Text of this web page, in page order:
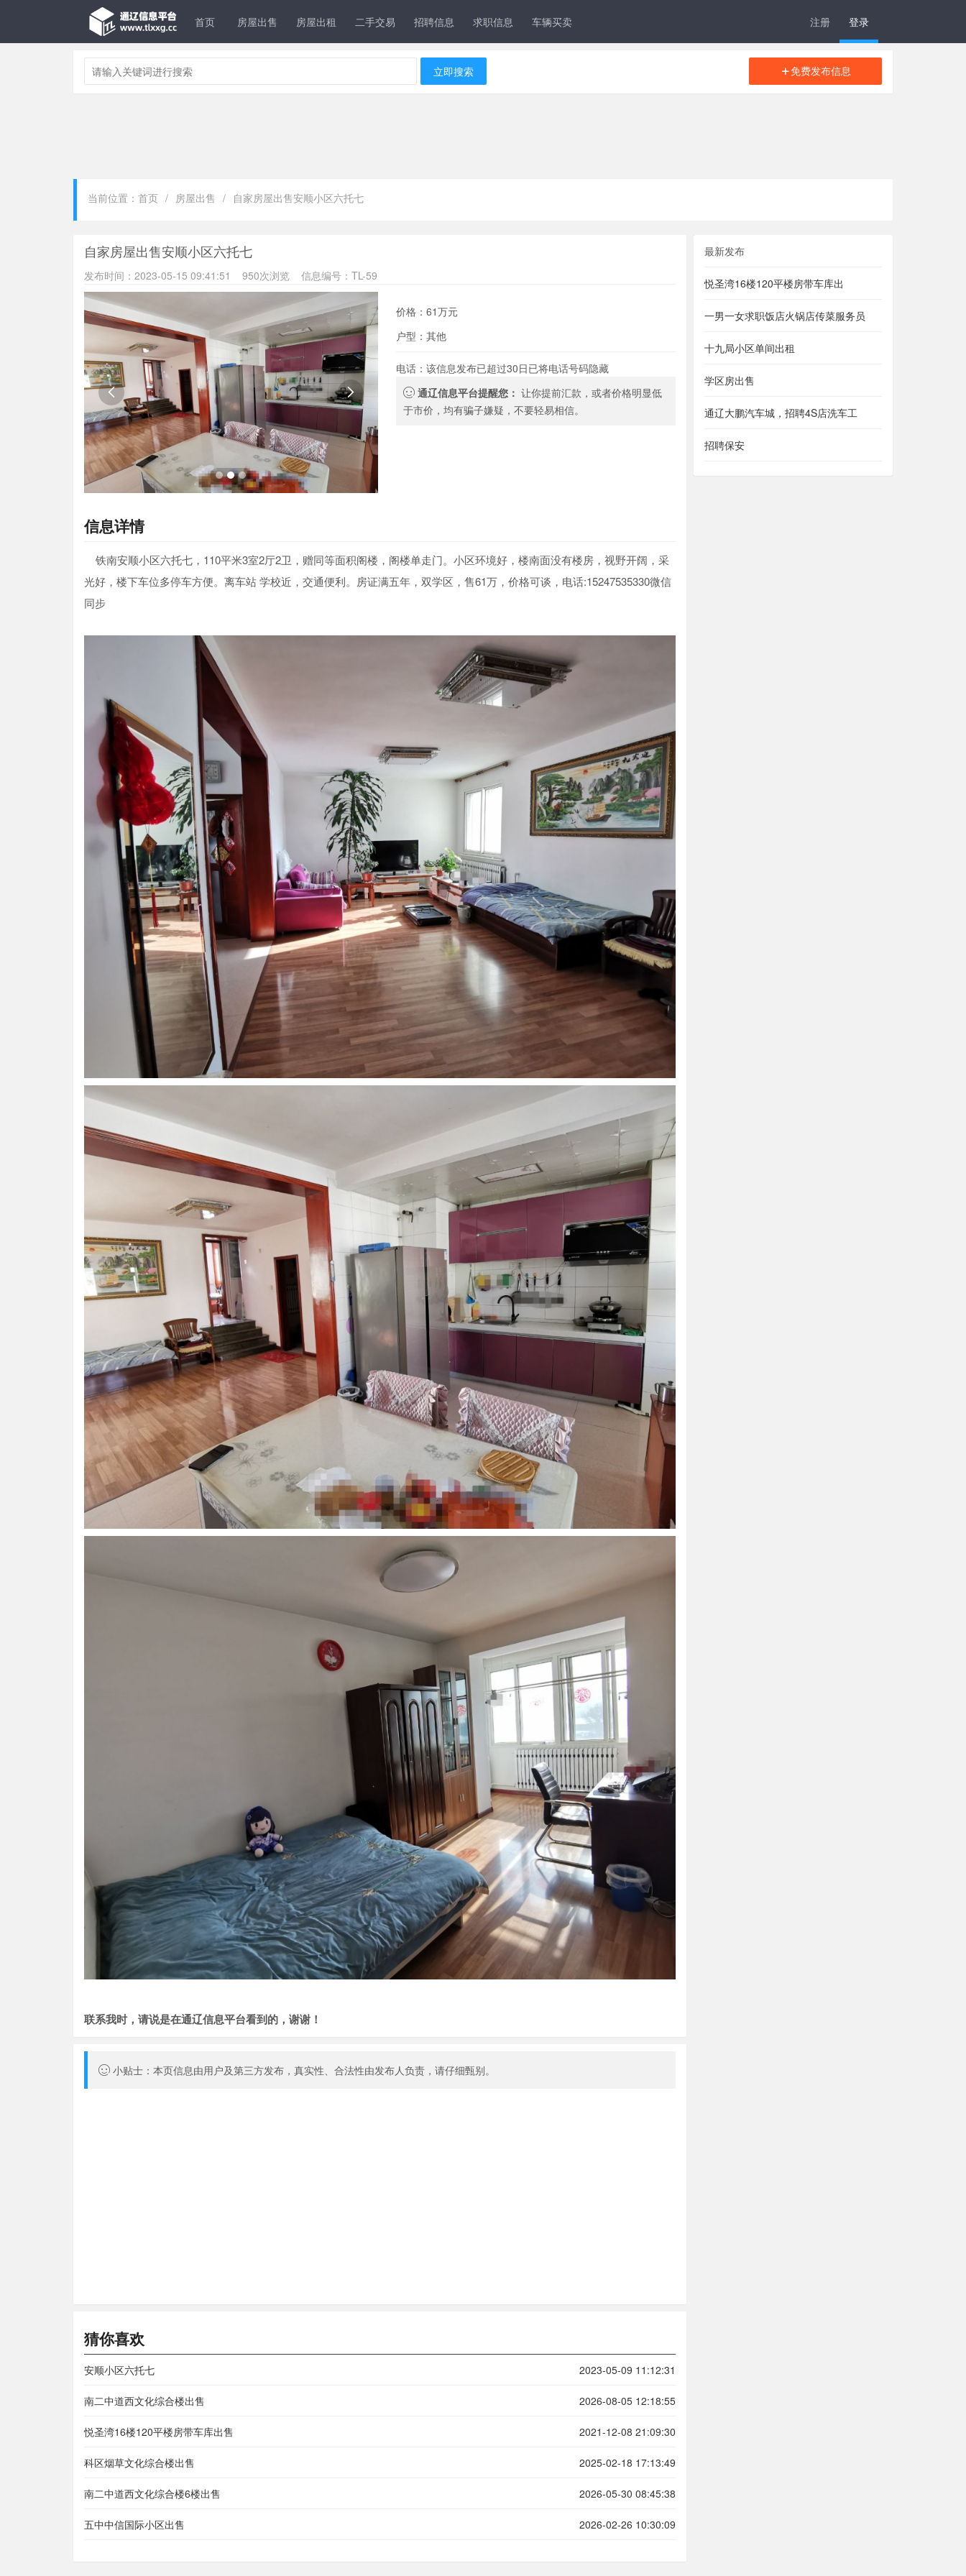
首页 房屋出售 房屋出租 二手交易 招聘信息 求职信息 车辆买卖 登录
注册
立即搜索 免费发布信息
当前位置：首页 / 房屋出售 / 自家房屋出售安顺小区六托七
自家房屋出售安顺小区六托七
发布时间：2023-05-15 09:41:51 950次浏览 信息编号：TL-59
 
价格：61万元
户型：其他
电话：该信息发布已超过30日已将电话号码隐藏
通辽信息平台提醒您： 让你提前汇款，或者价格明显低
于市价，均有骗子嫌疑，不要轻易相信。
信息详情
铁南安顺小区六托七，110平米3室2厅2卫，赠同等面积阁楼，阁楼单走门。小区环境好，楼南面没有楼房，视野开阔，采
光好，楼下车位多停车方便。离车站 学校近，交通便利。房证满五年，双学区，售61万，价格可谈，电话:15247535330微信
同步
联系我时，请说是在通辽信息平台看到的，谢谢！
小贴士：本页信息由用户及第三方发布，真实性、合法性由发布人负责，请仔细甄别。
猜你喜欢
安顺小区六托七 2023-05-09 11:12:31
南二中道西文化综合楼出售 2026-08-05 12:18:55
悦圣湾16楼120平楼房带车库出售 2021-12-08 21:09:30
科区烟草文化综合楼出售 2025-02-18 17:13:49
南二中道西文化综合楼6楼出售 2026-05-30 08:45:38
五中中信国际小区出售 2026-02-26 10:30:09
最新发布
悦圣湾16楼120平楼房带车库出
一男一女求职饭店火锅店传菜服务员
十九局小区单间出租
学区房出售
通辽大鹏汽车城，招聘4S店洗车工
招聘保安